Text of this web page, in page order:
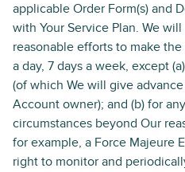
applicable Order Form(s) and
with Your Service Plan. We
reasonable efforts to make
a day, 7 days a week, except
(of which We will give
Account owner); and (b) for
circumstances beyond Our
for example, a Force Majeure
right to monitor and